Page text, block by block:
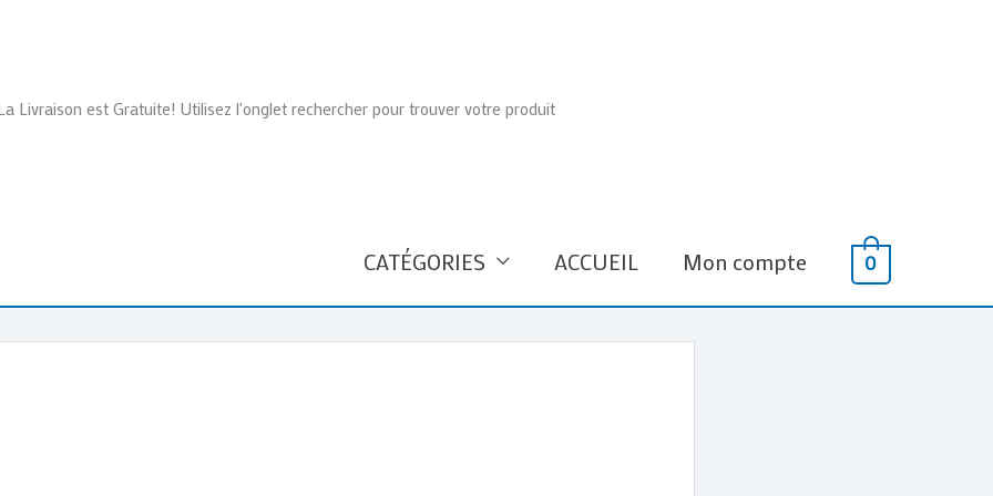
Livraison est Gratuite! Utilisez l'onglet rechercher pour trouver votre produit
CATÉGORIES ACCUEIL Mon compte 0